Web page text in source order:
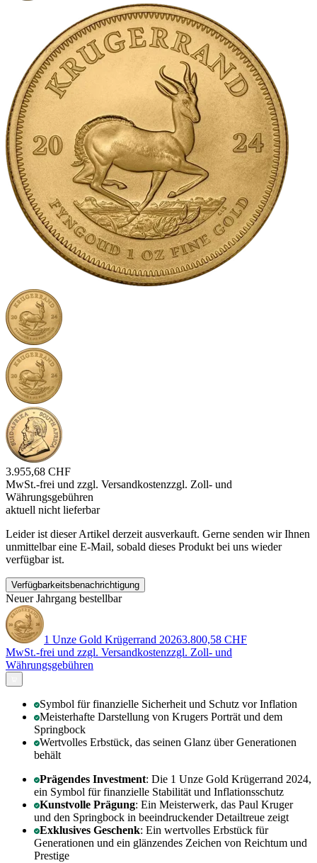
3.955,68 CHF
MwSt.-frei und zzgl. Versandkostenzzgl. Zoll- und
Währungsgebühren
aktuell nicht lieferbar
Leider ist dieser Artikel derzeit ausverkauft. Gerne senden wir Ihnen
unmittelbar eine E-Mail, sobald dieses Produkt bei uns wieder
verfügbar ist.
Verfügbarkeitsbenachrichtigung
Neuer Jahrgang bestellbar
1 Unze Gold Krügerrand 20263.800,58 CHF
MwSt.-frei und zzgl. Versandkostenzzgl. Zoll- und
Währungsgebühren
Symbol für finanzielle Sicherheit und Schutz vor Inflation
Meisterhafte Darstellung von Krugers Porträt und dem
Springbock
Wertvolles Erbstück, das seinen Glanz über Generationen
behält
Prägendes Investment: Die 1 Unze Gold Krügerrand 2024,
ein Symbol für finanzielle Stabilität und Inflationsschutz
Kunstvolle Prägung: Ein Meisterwerk, das Paul Kruger
und den Springbock in beeindruckender Detailtreue zeigt
Exklusives Geschenk: Ein wertvolles Erbstück für
Generationen und ein glänzendes Zeichen von Reichtum und
Prestige